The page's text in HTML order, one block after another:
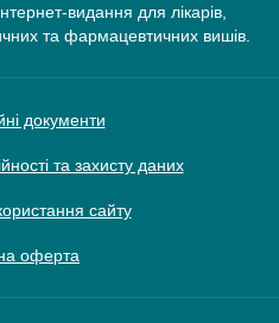
видання для лікарів,
та фармацевтичних вишів.
документи
та захисту даних
сайту
оферта